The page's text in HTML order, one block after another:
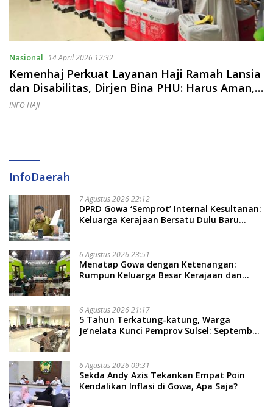
Nasional 14 April 2026 12:32
Kemenhaj Perkuat Layanan Haji Ramah Lansia
dan Disabilitas, Dirjen Bina PHU: Harus Aman,
Manusiawi, dan Aksesibel
INFO HAJI
InfoDaerah
7 Agustus 2026 22:12
DPRD Gowa ‘Semprot’ Internal Kesultanan:
Keluarga Kerajaan Bersatu Dulu Baru
6 Agustus 2026 23:51
Menatap Gowa dengan Ketenangan:
Rumpun Keluarga Besar Kerajaan dan
Soal Adat dan Adab
6 Agustus 2026 21:17
5 Tahun Terkatung-katung, Warga
Je’nelata Kunci Pemprov Sulsel: September
6 Agustus 2026 09:31
Sekda Andy Azis Tekankan Empat Poin
Kendalikan Inflasi di Gowa, Apa Saja?